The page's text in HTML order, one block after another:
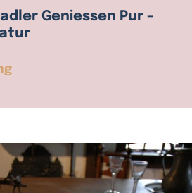
Geniessen Pur –